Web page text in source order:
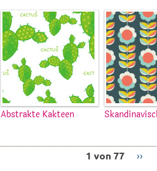
Abstrakte Kakteen
1 von 77 ››